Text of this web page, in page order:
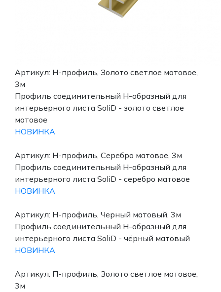
Артикул: H-профиль, Золото светлое матовое,
3м
Профиль соединительный Н-образный для
интерьерного листа SoliD - золото светлое
матовое
НОВИНКА
Артикул: H-профиль, Серебро матовое, 3м
Профиль соединительный Н-образный для
интерьерного листа SoliD - серебро матовое
НОВИНКА
Артикул: H-профиль, Черный матовый, 3м
Профиль соединительный Н-образный для
интерьерного листа SoliD - чёрный матовый
НОВИНКА
Артикул: П-профиль, Золото светлое матовое,
3м